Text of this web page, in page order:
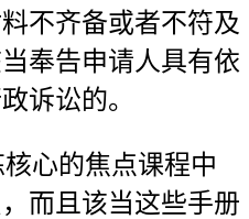
不齐备或者不符及
奉告申请人具有依
诉讼的。
心的焦点课程中
而且该当这些手册